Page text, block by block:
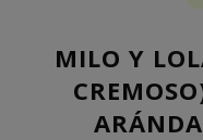
MILO Y